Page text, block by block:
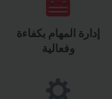
إدارة المهام بكفاءة
وفعالية